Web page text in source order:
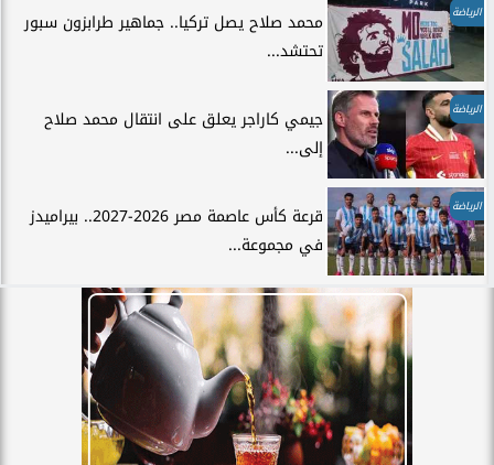
الرياضة
محمد صلاح يصل تركيا.. جماهير طرابزون سبور
تحتشد...
الرياضة
جيمي كاراجر يعلق على انتقال محمد صلاح
إلى...
الرياضة
قرعة كأس عاصمة مصر 2026-2027.. بيراميدز
في مجموعة...